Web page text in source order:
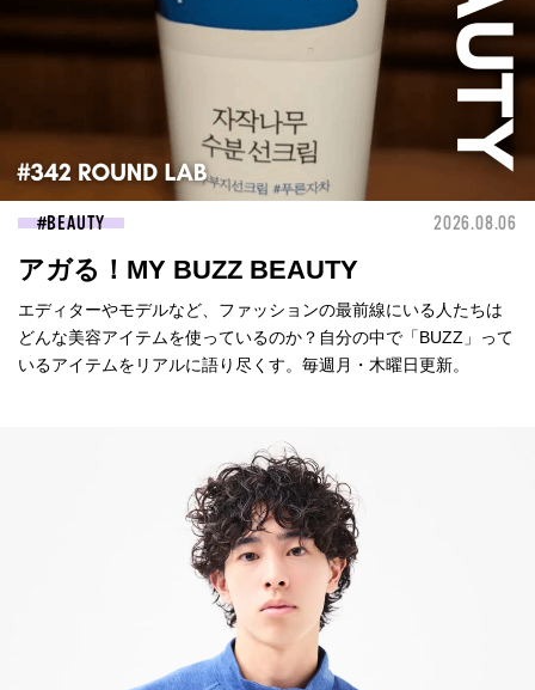
BEAUTY 2026.08.06
アガる！MY BUZZ BEAUTY
エディターやモデルなど、ファッションの最前線にいる人たちは
どんな美容アイテムを使っているのか？自分の中で「BUZZ」って
いるアイテムをリアルに語り尽くす。毎週月・木曜日更新。